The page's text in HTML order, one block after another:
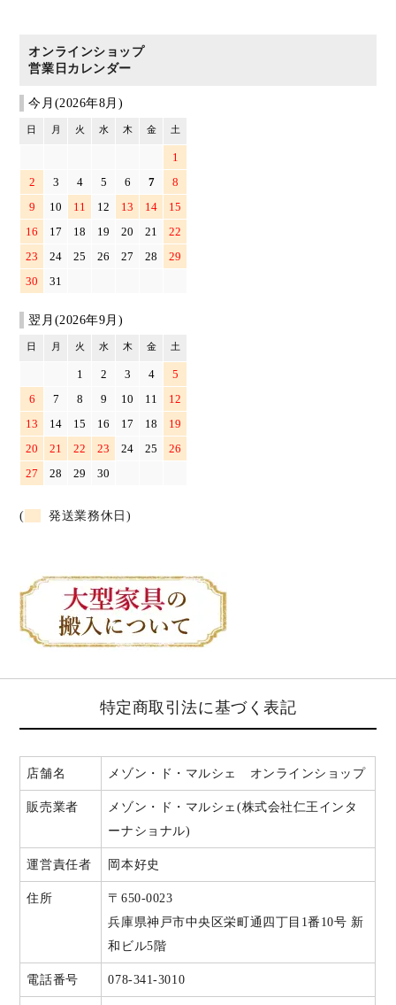
オンラインショップ
営業日カレンダー
今月(2026年8月)
日 月 火 水 木 金 土
1
2
3 4 5 6 7
8
9
10 11 12 13 14
15
16
17 18 19 20 21
22
23
24 25 26 27 28
29
30
31
翌月(2026年9月)
日 月 火 水 木 金 土
1 2 3 4
5
6
7 8 9 10 11
12
13
14 15 16 17 18
19
20
21 22 23 24 25
26
27
28 29 30
( 発送業務休日)
特定商取引法に基づく表記
店舗名 メゾン・ド・マルシェ オンラインショップ
販売業者
メゾン・ド・マルシェ(株式会社仁王インタ
ーナショナル)
運営責任者 岡本好史
住所
〒650-0023
兵庫県神戸市中央区栄町通四丁目1番10号 新
和ビル5階
電話番号 078-341-3010